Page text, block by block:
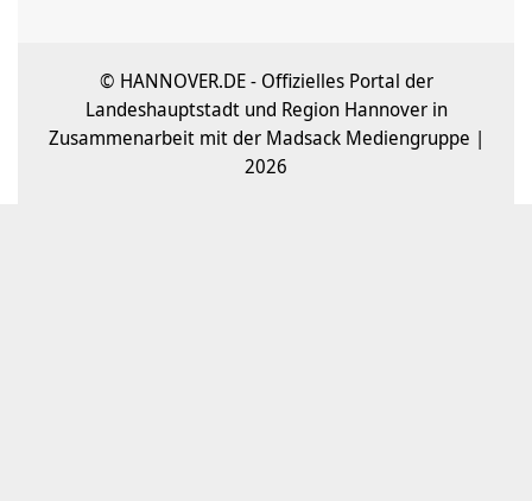
© HANNOVER.DE - Offizielles Portal der
Landeshauptstadt und Region Hannover in
Zusammenarbeit mit der Madsack Mediengruppe |
2026